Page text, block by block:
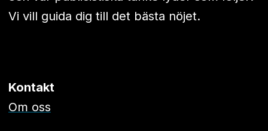
Vi vill guida dig till det bästa nöjet.
Kontakt
Om oss